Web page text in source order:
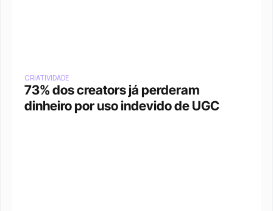
CRIATIVIDADE
73% dos creators já perderam
dinheiro por uso indevido de UGC